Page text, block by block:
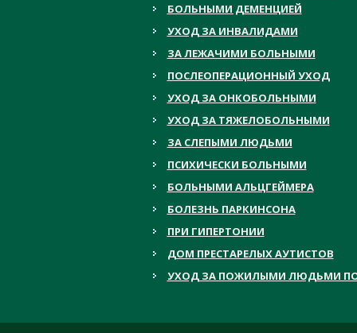
БОЛЬНЫМИ ДЕМЕНЦИЕЙ
УХОД ЗА ИНВАЛИДАМИ
ЗА ЛЕЖАЧИМИ БОЛЬНЫМИ
ПОСЛЕОПЕРАЦИОННЫЙ УХОД
УХОД ЗА ОНКОБОЛЬНЫМИ
УХОД ЗА ТЯЖЕЛОБОЛЬНЫМИ
ЗА СЛЕПЫМИ ЛЮДЬМИ
ПСИХИЧЕСКИ БОЛЬНЫМИ
БОЛЬНЫМИ АЛЬЦГЕЙМЕРА
БОЛЕЗНЬ ПАРКИНСОНА
ПРИ ГИПЕРТОНИИ
ДОМ ПРЕСТАРЕЛЫХ АУТИСТОВ
УХОД ЗА ПОЖИЛЫМИ ЛЮДЬМИ